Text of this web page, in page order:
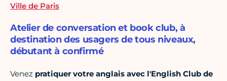
Ville de Paris
Atelier de conversation et book club, à
destination des usagers de tous niveaux,
débutant à confirmé
Venez pratiquer votre anglais avec l'English Club de